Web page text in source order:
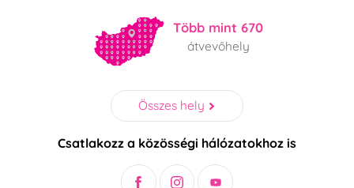
Több mint 670
átvevőhely
Összes hely
Csatlakozz a közösségi hálózatokhoz is